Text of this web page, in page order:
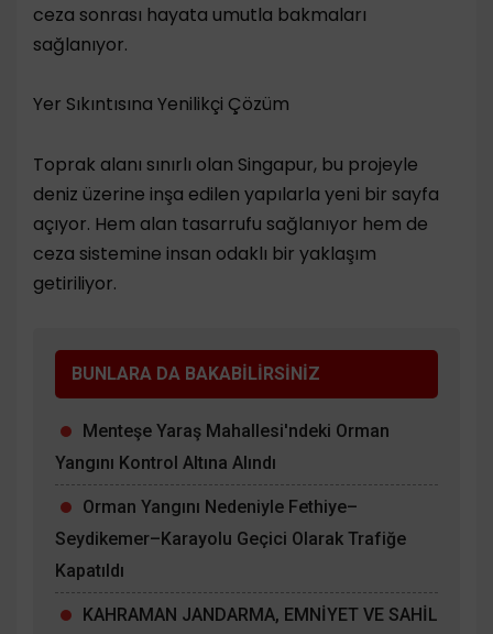
ceza sonrası hayata umutla bakmaları
sağlanıyor.
Yer Sıkıntısına Yenilikçi Çözüm
Toprak alanı sınırlı olan Singapur, bu projeyle
deniz üzerine inşa edilen yapılarla yeni bir sayfa
açıyor. Hem alan tasarrufu sağlanıyor hem de
ceza sistemine insan odaklı bir yaklaşım
getiriliyor.
BUNLARA DA BAKABİLİRSİNİZ
Menteşe Yaraş Mahallesi'ndeki Orman
Yangını Kontrol Altına Alındı
Orman Yangını Nedeniyle Fethiye–
Seydikemer–Karayolu Geçici Olarak Trafiğe
Kapatıldı
KAHRAMAN JANDARMA, EMNİYET VE SAHİL